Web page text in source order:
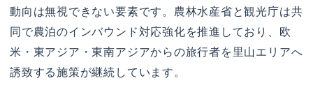
動向は無視できない要素です。農林水産省と観光庁は共
同で農泊のインバウンド対応強化を推進しており、欧
米・東アジア・東南アジアからの旅行者を里山エリアへ
誘致する施策が継続しています。